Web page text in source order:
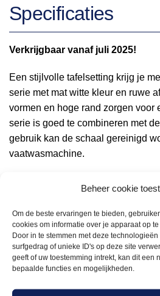
Beheer cookie
Om de beste ervaringen te bieden,
cookies om informatie over je apparaat op
Door in te stemmen met deze
surfgedrag of unieke ID's op deze site
geeft of uw toestemming intrekt, kan dit een
bepaalde functies en mogelijkheden.
Specificaties
Verkrijgbaar vanaf juli 2025!
Een stijlvolle tafelsetting krijg je
serie met mat witte kleur en ruwe
vormen en hoge rand zorgen voor
serie is goed te combineren met
gebruik kan de schaal gereinigd
vaatwasmachine.
Porselein wordt op een hoge
gebakken en is daarom erg
gebruik.
Hittebestendig max temperatuur